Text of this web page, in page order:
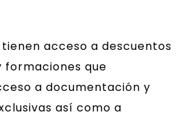
acceso a descuentos
formaciones que
a documentación y
así como a